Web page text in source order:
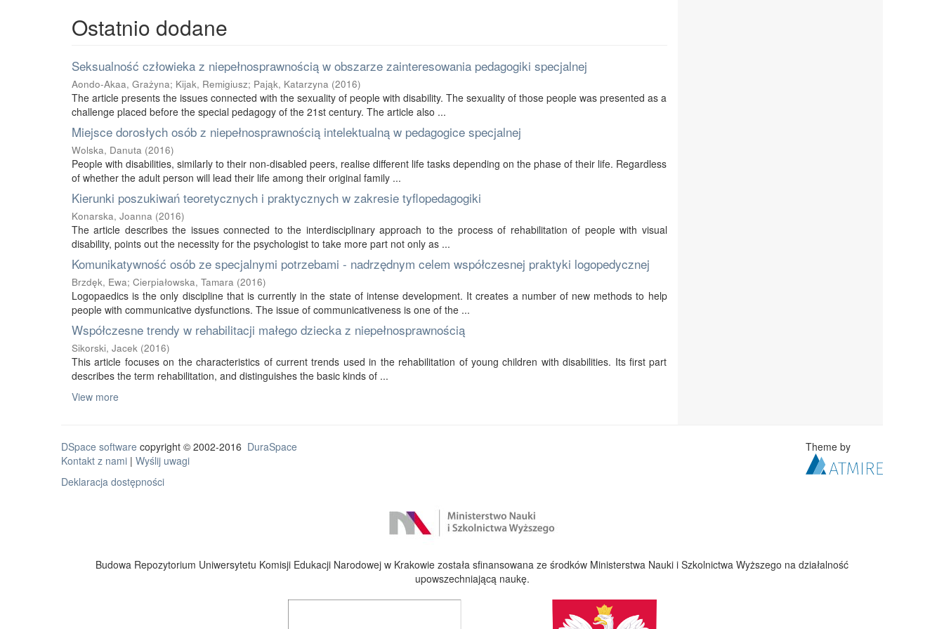
Ostatnio dodane
Seksualność człowieka z niepełnosprawnością w obszarze zainteresowania pedagogiki specjalnej
Aondo-Akaa, Grażyna; Kijak, Remigiusz; Pająk, Katarzyna (2016)
The article presents the issues connected with the sexuality of people with disability. The sexuality of those people was presented as a
challenge placed before the special pedagogy of the 21st century. The article also ...
Miejsce dorosłych osób z niepełnosprawnością intelektualną w pedagogice specjalnej
Wolska, Danuta (2016)
People with disabilities, similarly to their non-disabled peers, realise different life tasks depending on the phase of their life. Regardless
of whether the adult person will lead their life among their original family ...
Kierunki poszukiwań teoretycznych i praktycznych w zakresie tyflopedagogiki
Konarska, Joanna (2016)
The article describes the issues connected to the interdisciplinary approach to the process of rehabilitation of people with visual
disability, points out the necessity for the psychologist to take more part not only as ...
Komunikatywność osób ze specjalnymi potrzebami - nadrzędnym celem współczesnej praktyki logopedycznej
Brzdęk, Ewa; Cierpiałowska, Tamara (2016)
Logopaedics is the only discipline that is currently in the state of intense development. It creates a number of new methods to help
people with communicative dysfunctions. The issue of communicativeness is one of the ...
Współczesne trendy w rehabilitacji małego dziecka z niepełnosprawnością
Sikorski, Jacek (2016)
This article focuses on the characteristics of current trends used in the rehabilitation of young children with disabilities. Its first part
describes the term rehabilitation, and distinguishes the basic kinds of ...
View more
DSpace software copyright © 2002-2016 DuraSpace
Kontakt z nami | Wyślij uwagi
Deklaracja dostępności
Theme by
Budowa Repozytorium Uniwersytetu Komisji Edukacji Narodowej w Krakowie została sfinansowana ze środków Ministerstwa Nauki i Szkolnictwa Wyższego na działalność
upowszechniającą naukę.